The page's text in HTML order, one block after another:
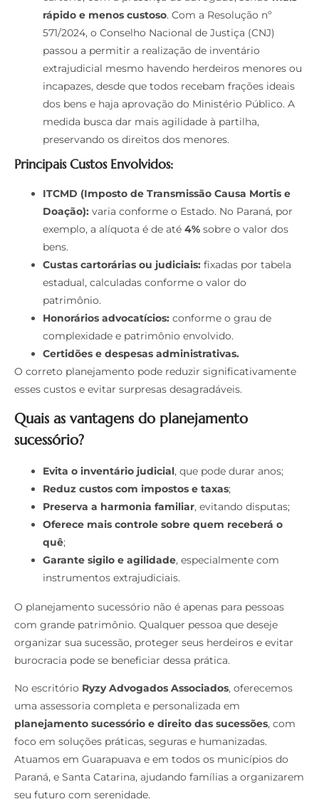
rápido e menos custoso. Com a Resolução nº
571/2024, o Conselho Nacional de Justiça (CNJ)
passou a permitir a realização de inventário
extrajudicial mesmo havendo herdeiros menores ou
incapazes, desde que todos recebam frações ideais
dos bens e haja aprovação do Ministério Público. A
medida busca dar mais agilidade à partilha,
preservando os direitos dos menores.
Principais Custos Envolvidos:
ITCMD (Imposto de Transmissão Causa Mortis e
Doação): varia conforme o Estado. No Paraná, por
exemplo, a alíquota é de até 4% sobre o valor dos
bens.
Custas cartorárias ou judiciais: fixadas por tabela
estadual, calculadas conforme o valor do
patrimônio.
Honorários advocatícios: conforme o grau de
complexidade e patrimônio envolvido.
Certidões e despesas administrativas.
O correto planejamento pode reduzir significativamente
esses custos e evitar surpresas desagradáveis.
Quais as vantagens do planejamento
sucessório?
Evita o inventário judicial, que pode durar anos;
Reduz custos com impostos e taxas;
Preserva a harmonia familiar, evitando disputas;
Oferece mais controle sobre quem receberá o
quê;
Garante sigilo e agilidade, especialmente com
instrumentos extrajudiciais.
O planejamento sucessório não é apenas para pessoas
com grande patrimônio. Qualquer pessoa que deseje
organizar sua sucessão, proteger seus herdeiros e evitar
burocracia pode se beneficiar dessa prática.
No escritório Ryzy Advogados Associados, oferecemos
uma assessoria completa e personalizada em
planejamento sucessório e direito das sucessões, com
foco em soluções práticas, seguras e humanizadas.
Atuamos em Guarapuava e em todos os municípios do
Paraná, e Santa Catarina, ajudando famílias a organizarem
seu futuro com serenidade.